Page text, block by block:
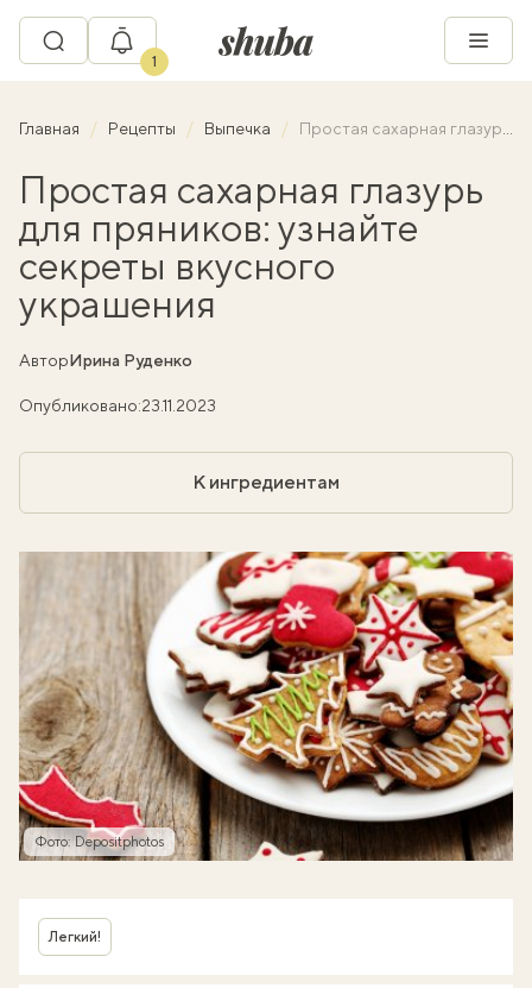
1
Главная Рецепты Выпечка Простая сахарная глазурь для пряников: узнайте секреты вкусного украшения
Простая сахарная глазурь
для пряников: узнайте
секреты вкусного
украшения
АвторИрина Руденко
Опубликовано:23.11.2023
К ингредиентам
Фото: Depositphotos
Легкий!